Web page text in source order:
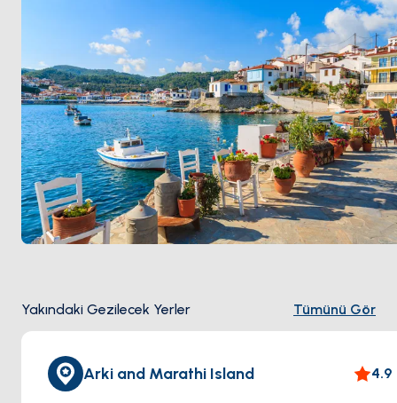
Yakındaki Gezilecek Yerler Tümünü Gör
Arki and Marathi Island 4.9